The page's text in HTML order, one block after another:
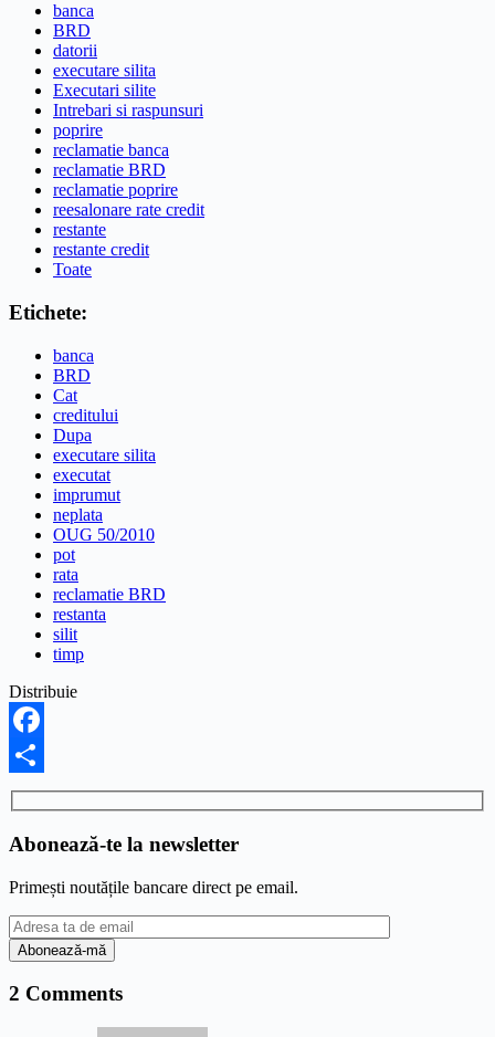
banca
BRD
datorii
executare silita
Executari silite
Intrebari si raspunsuri
poprire
reclamatie banca
reclamatie BRD
reclamatie poprire
reesalonare rate credit
restante
restante credit
Toate
Etichete:
banca
BRD
Cat
creditului
Dupa
executare silita
executat
imprumut
neplata
OUG 50/2010
pot
rata
reclamatie BRD
restanta
silit
timp
Distribuie
Facebook
Share
Abonează-te la newsletter
Primești noutățile bancare direct pe email.
2 Comments